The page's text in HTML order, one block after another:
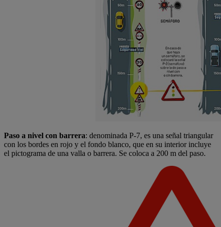
Paso a nivel con barrera: denominada P-7, es una señal triangular
con los bordes en rojo y el fondo blanco, que en su interior incluye
el pictograma de una valla o barrera. Se coloca a 200 m del paso.